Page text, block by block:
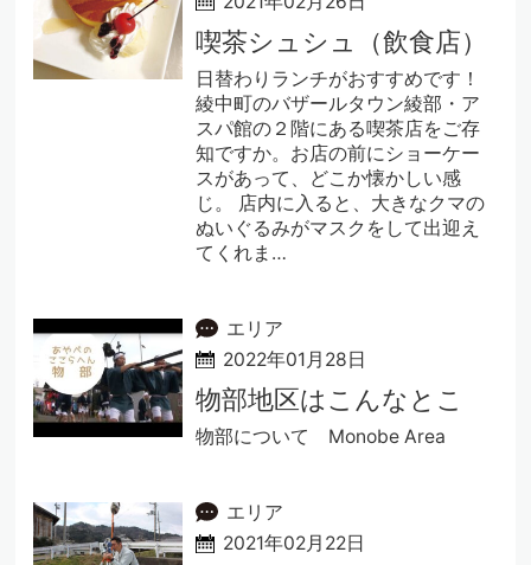
喫茶シュシュ（飲食店）
日替わりランチがおすすめです！
綾中町のバザールタウン綾部・ア
スパ館の２階にある喫茶店をご存
知ですか。お店の前にショーケー
スがあって、どこか懐かしい感
じ。 店内に入ると、大きなクマの
ぬいぐるみがマスクをして出迎え
てくれま…
エリア
2022年01月28日
物部地区はこんなとこ
物部について Monobe Area
エリア
2021年02月22日